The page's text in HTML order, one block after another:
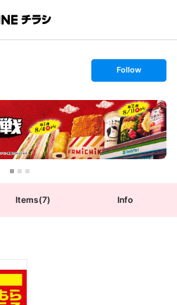
s
t
o
l
l
o
w
Follow
Items(7) Info